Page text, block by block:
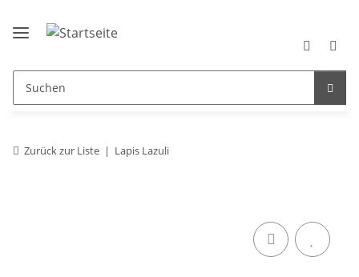
Zurück zur Liste Lapis Lazuli